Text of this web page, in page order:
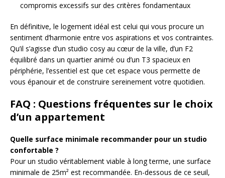
compromis excessifs sur des critères fondamentaux
En définitive, le logement idéal est celui qui vous procure un
sentiment d’harmonie entre vos aspirations et vos contraintes.
Qu’il s’agisse d’un studio cosy au cœur de la ville, d’un F2
équilibré dans un quartier animé ou d’un T3 spacieux en
périphérie, l’essentiel est que cet espace vous permette de
vous épanouir et de construire sereinement votre quotidien.
FAQ : Questions fréquentes sur le choix
d’un appartement
Quelle surface minimale recommander pour un studio
confortable ?
Pour un studio véritablement viable à long terme, une surface
minimale de 25m² est recommandée. En-dessous de ce seuil,